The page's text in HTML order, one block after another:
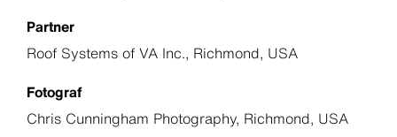
Partner
Roof Systems of VA Inc., Richmond, USA
Fotograf
Chris Cunningham Photography, Richmond, USA